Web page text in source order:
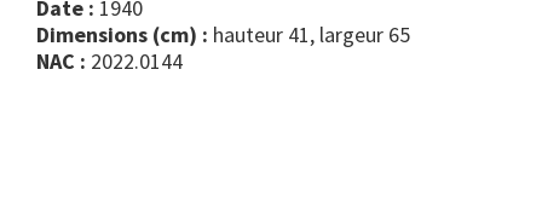
Date : 1940
Dimensions (cm) : hauteur 41, largeur 65
NAC : 2022.0144